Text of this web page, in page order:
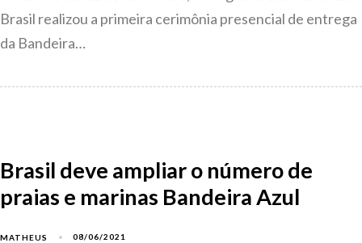
Brasil realizou a primeira cerimônia presencial de entrega
da Bandeira…
Brasil deve ampliar o número de
praias e marinas Bandeira Azul
MATHEUS 08/06/2021